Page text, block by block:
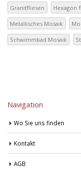
Granitfliesen Hexagon
Metallisches Mosaik
Schwimmbad Mosaik
Navigation
Wo Sie uns finden
Kontakt
AGB